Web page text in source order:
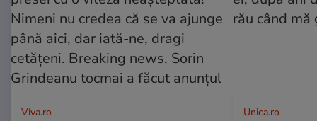
Viva.ro Unica.ro